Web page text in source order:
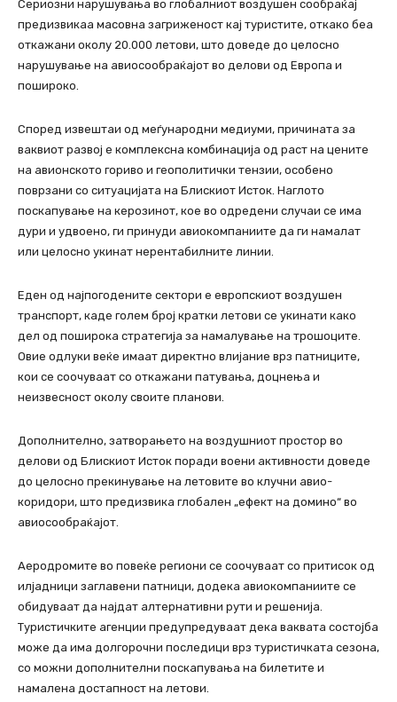
Сериозни нарушувања во глобалниот воздушен сообраќај
предизвикаа масовна загриженост кај туристите, откако беа
откажани околу 20.000 летови, што доведе до целосно
нарушување на авиосообраќајот во делови од Европа и
пошироко.
Според извештаи од меѓународни медиуми, причината за
ваквиот развој е комплексна комбинација од раст на цените
на авионското гориво и геополитички тензии, особено
поврзани со ситуацијата на Блискиот Исток. Наглото
поскапување на керозинот, кое во одредени случаи се има
дури и удвоено, ги принуди авиокомпаниите да ги намалат
или целосно укинат нерентабилните линии.
Еден од најпогодените сектори е европскиот воздушен
транспорт, каде голем број кратки летови се укинати како
дел од поширока стратегија за намалување на трошоците.
Овие одлуки веќе имаат директно влијание врз патниците,
кои се соочуваат со откажани патувања, доцнења и
неизвесност околу своите планови.
Дополнително, затворањето на воздушниот простор во
делови од Блискиот Исток поради воени активности доведе
до целосно прекинување на летовите во клучни авио-
коридори, што предизвика глобален „ефект на домино“ во
авиосообраќајот.
Аеродромите во повеќе региони се соочуваат со притисок од
илјадници заглавени патници, додека авиокомпаниите се
обидуваат да најдат алтернативни рути и решенија.
Туристичките агенции предупредуваат дека ваквата состојба
може да има долгорочни последици врз туристичката сезона,
со можни дополнителни поскапувања на билетите и
намалена достапност на летови.